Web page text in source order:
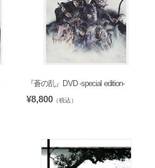
『蒼の乱』DVD -special edition-
¥8,800 （税込）